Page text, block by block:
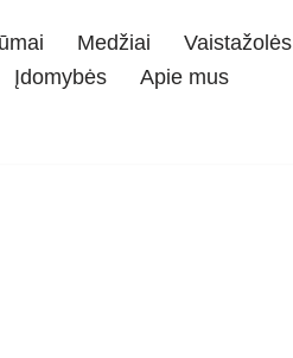
Medžiai Vaistažolės
Įdomybės Apie mus